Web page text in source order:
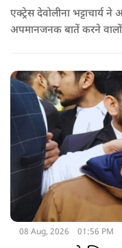
एक्ट्रेस देवोलीना भट्टाचार्य ने
अपमानजनक बातें करने वालों
08 Aug, 2026 01:56 PM